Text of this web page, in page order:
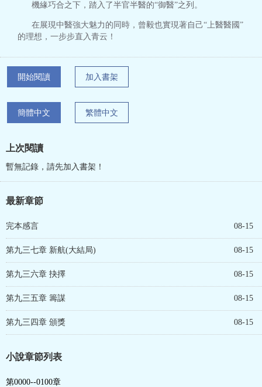
機緣巧合之下，踏入了半官半醫的“御醫”之列。
在展現中醫強大魅力的同時，曾毅也實現著自己“上醫醫國”
的理想，一步步直入青云！
開始閱讀 加入書架
簡體中文 繁體中文
上次閱讀
暫無記錄，請先加入書架！
最新章節
完本感言 08-15
第九三七章 新航(大結局) 08-15
第九三六章 抉擇 08-15
第九三五章 籌謀 08-15
第九三四章 頒獎 08-15
小說章節列表
第0000--0100章